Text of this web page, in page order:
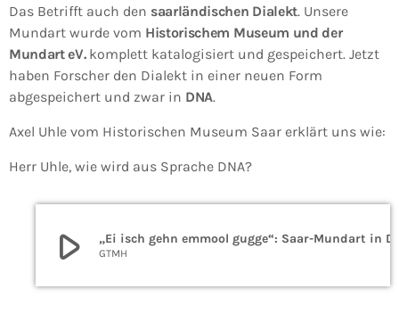
Das Betrifft auch den saarländischen Dialekt. Unsere
Mundart wurde vom Historischem Museum und der
Mundart eV.komplett katalogisiert und gespeichert. Jetzt
haben Forscher den Dialekt in einer neuen Form
abgespeichert und zwar in DNA.
Axel Uhle vom Historischen Museum Saar erklärt uns wie:
Herr Uhle, wie wird aus Sprache DNA?
play_arrow GTMH